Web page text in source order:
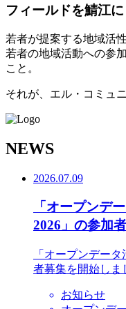
フィールドを鯖江に
若者が提案する地域活
若者の地域活動への参
こと。
それが、エル・コミュ
NEWS
2026.07.09
「オープンデ
2026」の参加
「オープンデー
者募集を開始しま
お知らせ